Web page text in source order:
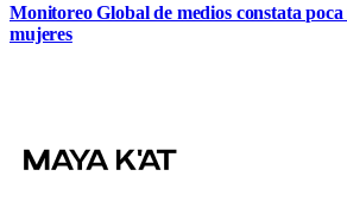
Monitoreo Global de medios constata
mujeres